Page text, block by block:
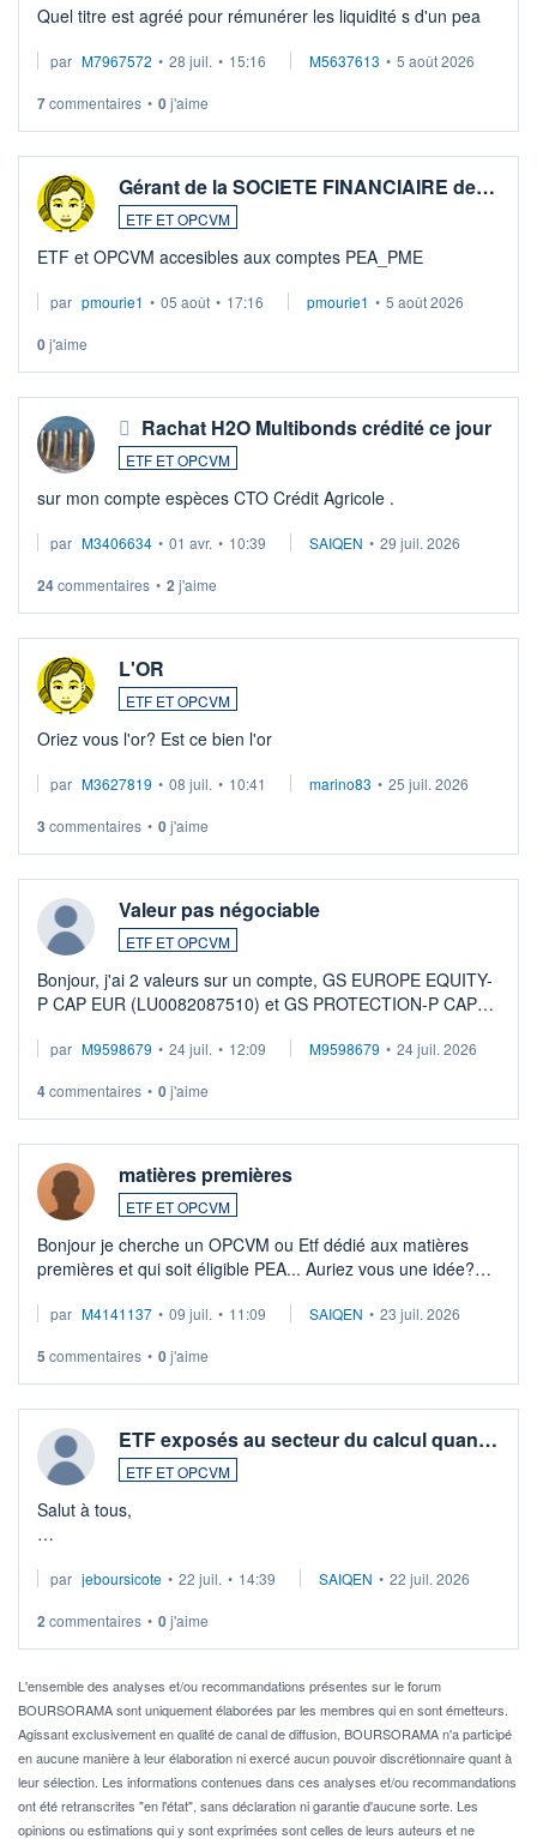
Quel titre est agréé pour rémunérer les liquidité s d'un pea
par M7967572 • 28 juil. • 15:16 M5637613 • 5 août 2026
7commentaires • 0j'aime
Gérant de la SOCIETE FINANCIAIRE de…
ETF ET OPCVM
ETF et OPCVM accesibles aux comptes PEA_PME
par pmourie1 • 05 août • 17:16 pmourie1 • 5 août 2026
0j'aime
Rachat H2O Multibonds crédité ce jour
ETF ET OPCVM
sur mon compte espèces CTO Crédit Agricole .
par M3406634 • 01 avr. • 10:39 SAIQEN • 29 juil. 2026
24commentaires • 2 j'aime
L'OR
ETF ET OPCVM
Oriez vous l'or? Est ce bien l'or
par M3627819 • 08 juil. • 10:41 marino83 • 25 juil. 2026
3 commentaires • 0j'aime
Valeur pas négociable
ETF ET OPCVM
Bonjour, j'ai 2 valeurs sur un compte, GS EUROPE EQUITY-
P CAP EUR (LU0082087510) et GS PROTECTION-P CAP
veux procéder à la vente, on me signale ...
par M9598679 • 24 juil. • 12:09 M9598679 • 24 juil. 2026
4commentaires • 0j'aime
matières premières
ETF ET OPCVM
Bonjour je cherche un OPCVM ou Etf dédié aux matières
premières et qui soit éligible PEA... Auriez vous une idée?
par M4141137 • 09 juil. • 11:09 SAIQEN • 23 juil. 2026
5 commentaires • 0j'aime
ETF exposés au secteur du calcul quan…
ETF ET OPCVM
Salut à tous,
via un ETF plutôt que des actions individuelles.
Idéalement, je voudrais qu'il soit éligible au PEA.
Pour l' ...
par jeboursicote • 22 juil. • 14:39 SAIQEN • 22 juil. 2026
2 commentaires • 0j'aime
L'ensemble des analyses et/ou recommandations présentes sur le forum
BOURSORAMA sont uniquement élaborées par les membres qui en sont émetteurs.
Agissant exclusivement en qualité de canal de diffusion, BOURSORAMA n'a participé
en aucune manière à leur élaboration ni exercé aucun pouvoir discrétionnaire quant à
leur sélection. Les informations contenues dans ces analyses et/ou recommandations
ont été retranscrites "en l'état", sans déclaration ni garantie d'aucune sorte. Les
opinions ou estimations qui y sont exprimées sont celles de leurs auteurs et ne